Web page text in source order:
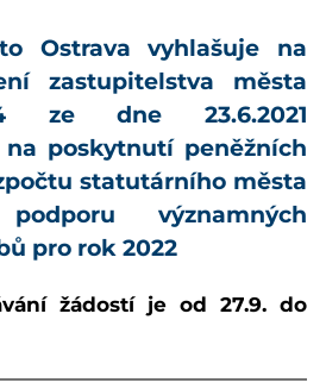
Ostrava vyhlašuje na
zastupitelstva města
24 ze dne 23.6.2021
poskytnutí peněžních
statutárního města
významných
pro rok 2022
žádostí je od 27.9. do